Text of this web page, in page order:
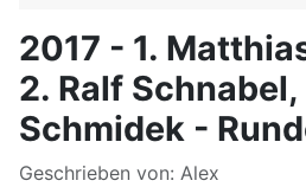
2017 - 1.
2. Ralf Schnabel,
Schmidek -
Details
Geschrieben von: Alex